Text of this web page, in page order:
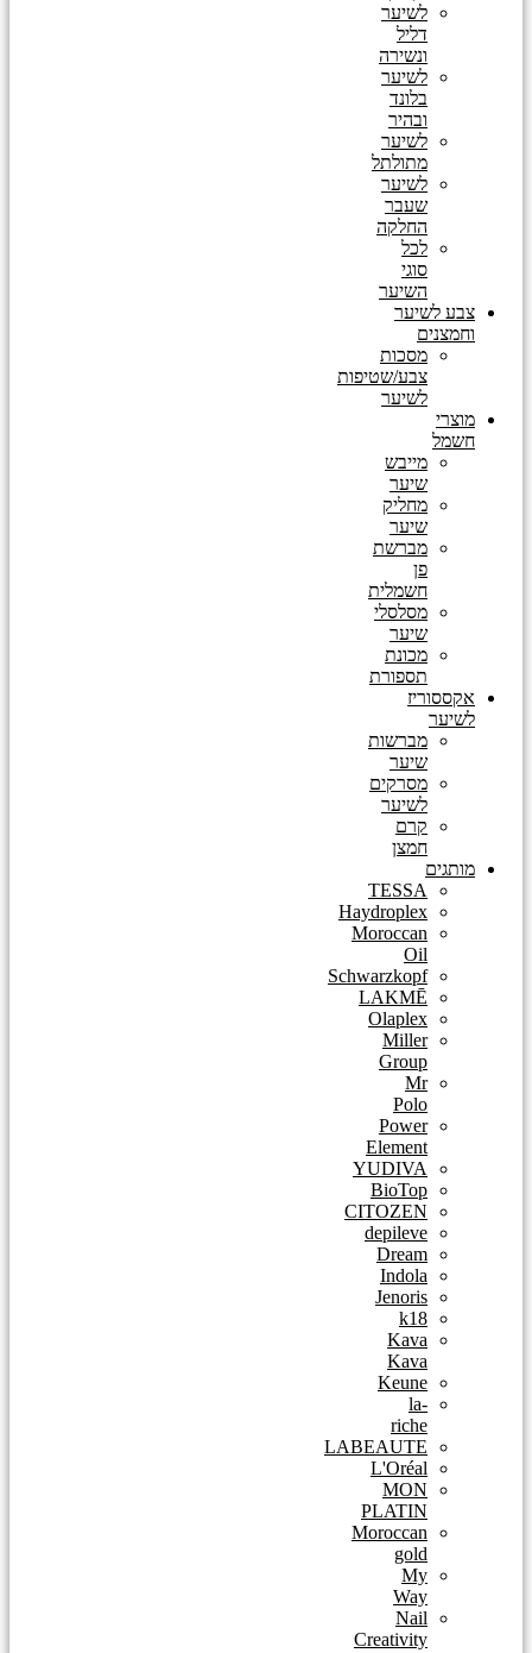
לשיער
דליל
ונשירה
לשיער
בלונד
ובהיר
לשיער
מתולתל
לשיער
שעבר
החלקה
לכל
סוגי
השיער
צבע לשיער
וחמצנים
מסכות
צבע/שטיפות
לשיער
מוצרי
חשמל
מייבש
שיער
מחליק
שיער
מברשת
פן
חשמלית
מסלסלי
שיער
מכונת
תספורת
אקססוריז
לשיער
מברשות
שיער
מסרקים
לשיער
קרם
חמצן
מותגים
TESSA
Haydroplex
Moroccan
Oil
Schwarzkopf
LAKMĒ
Olaplex
Miller
Group
Mr
Polo
Power
Element
YUDIVA
BioTop
CITOZEN
depileve
Dream
Indola
Jenoris
k18
Kava
Kava
Keune
la-
riche
LABEAUTE
L'Oréal
MON
PLATIN
Moroccan
gold
My
Way
Nail
Creativity